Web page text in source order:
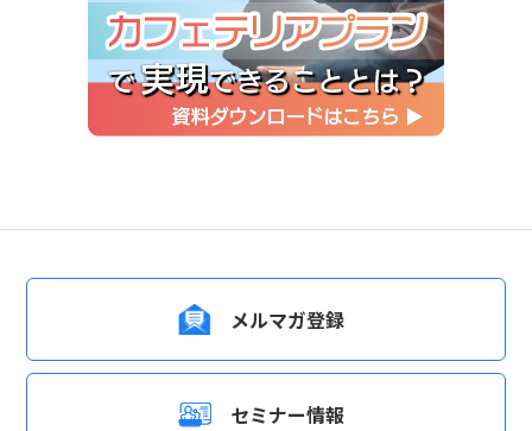
メルマガ登録
セミナー情報